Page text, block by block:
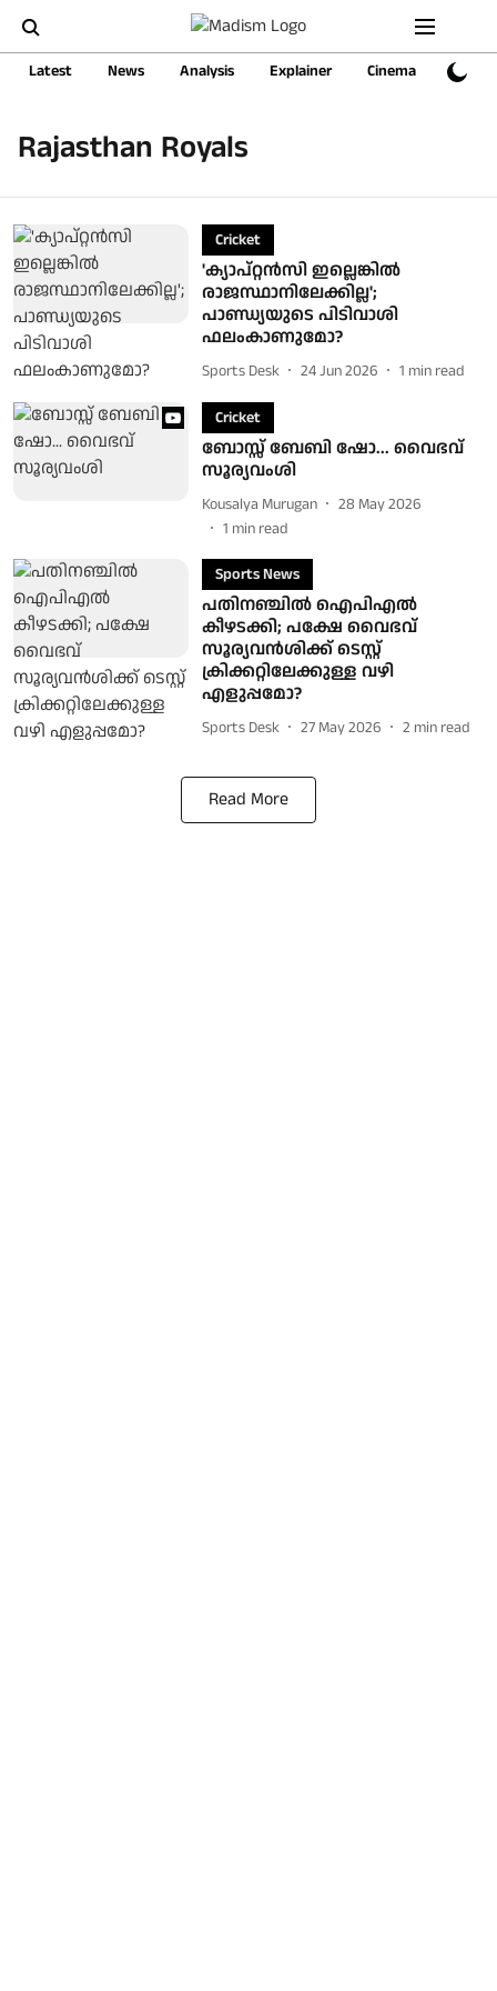
Latest News Analysis Explainer Cinema Sports
Rajasthan Royals
Cricket
'ക്യാപ്റ്റൻസി ഇല്ലെങ്കിൽ
രാജസ്ഥാനിലേക്കില്ല';
പാണ്ഡ്യയുടെ പിടിവാശി
ഫലംകാണുമോ?
Sports Desk 24 Jun 2026 1 min read
Cricket
ബോസ്സ് ബേബി ഷോ... വൈഭവ്
സൂര്യവംശി
Kousalya Murugan
28 May 2026
1 min read
Sports News
പതിനഞ്ചില്‍ ഐപിഎല്‍
കീഴടക്കി; പക്ഷേ വൈഭവ്
സൂര്യവൻശിക്ക് ടെസ്റ്റ്
ക്രിക്കറ്റിലേക്കുള്ള വഴി
എളുപ്പമോ?
Sports Desk 27 May 2026 2 min read
Read More